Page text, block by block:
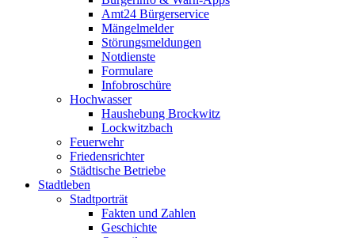
Amt24 Bürgerservice
Mängelmelder
Störungsmeldungen
Notdienste
Formulare
Infobroschüre
Hochwasser
Haushebung Brockwitz
Lockwitzbach
Feuerwehr
Friedensrichter
Städtische Betriebe
Stadtleben
Stadtporträt
Fakten und Zahlen
Geschichte